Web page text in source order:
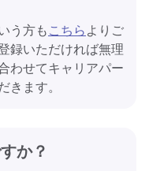
う方もこちらよりご
録いただければ無理
わせてキャリアパー
きます。
か？